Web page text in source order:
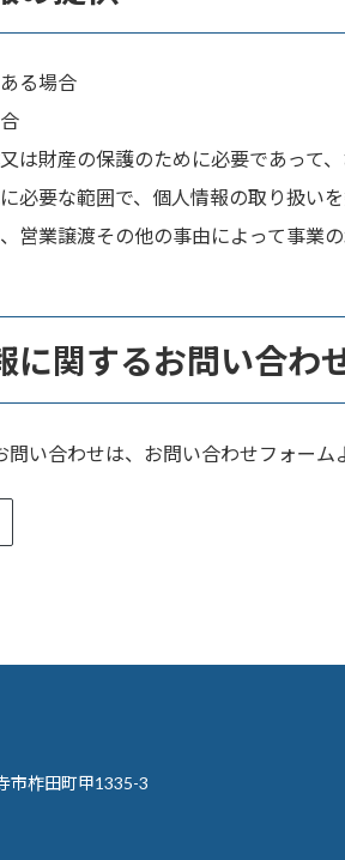
る場合
は財産の保護のために必要であって
必要な範囲で、個人情報の取り扱い
営業譲渡その他の事由によって事業
に関するお問い合わ
い合わせは、お問い合わせフォーム
柞田町甲1335-3